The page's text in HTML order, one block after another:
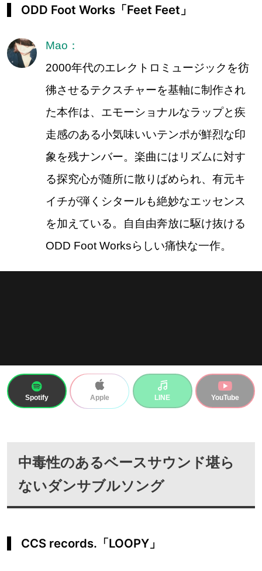
ODD Foot Works「Feet Feet」
Mao：
2000年代のエレクトロミュージックを彷
彿させるテクスチャーを基軸に制作され
た本作は、エモーショナルなラップと疾
走感のある小気味いいテンポが鮮烈な印
象を残ナンバー。楽曲にはリズムに対す
る探究心が随所に散りばめられ、有元キ
イチが弾くシタールも絶妙なエッセンス
を加えている。自自由奔放に駆け抜ける
ODD Foot Worksらしい痛快な一作。
Spotify Apple LINE YouTube
中毒性のあるベースサウンド堪ら
ないダンサブルソング
CCS records.「LOOPY」